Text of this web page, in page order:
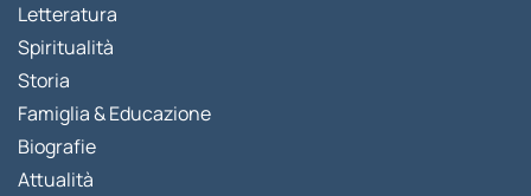
Letteratura
Spiritualità
Storia
Famiglia & Educazione
Biografie
Attualità